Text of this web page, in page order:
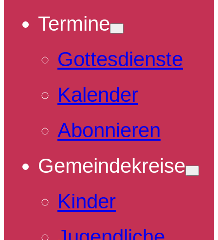
Termine
Gottesdienste
Kalender
Abonnieren
Gemeindekreise
Kinder